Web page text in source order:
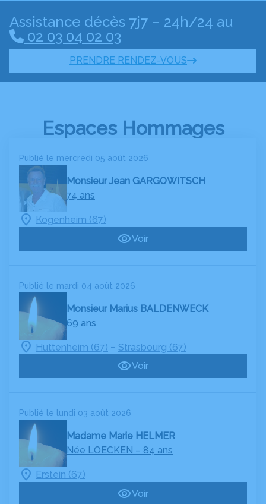
Assistance décès 7j7 – 24h/24 au
02 03 04 02 03
PRENDRE RENDEZ-VOUS
Espaces Hommages
Publié le mercredi 05 août 2026
Monsieur Jean GARGOWITSCH
74 ans
Kogenheim (67)
Voir
Publié le mardi 04 août 2026
Monsieur Marius BALDENWECK
69 ans
Huttenheim (67) – Strasbourg (67)
Voir
Publié le lundi 03 août 2026
Madame Marie HELMER
Née LOECKEN – 84 ans
Erstein (67)
Voir